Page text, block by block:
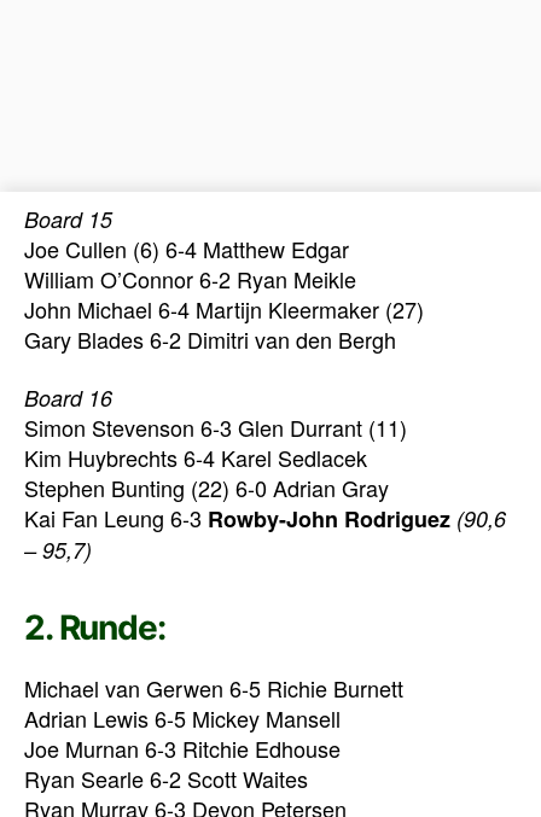
Board 15
Joe Cullen (6) 6-4 Matthew Edgar
William O’Connor 6-2 Ryan Meikle
John Michael 6-4 Martijn Kleermaker (27)
Gary Blades 6-2 Dimitri van den Bergh
Board 16
Simon Stevenson 6-3 Glen Durrant (11)
Kim Huybrechts 6-4 Karel Sedlacek
Stephen Bunting (22) 6-0 Adrian Gray
Kai Fan Leung 6-3 Rowby-John Rodriguez (90,6
– 95,7)
2. Runde:
Michael van Gerwen 6-5 Richie Burnett
Adrian Lewis 6-5 Mickey Mansell
Joe Murnan 6-3 Ritchie Edhouse
Ryan Searle 6-2 Scott Waites
Ryan Murray 6-3 Devon Petersen